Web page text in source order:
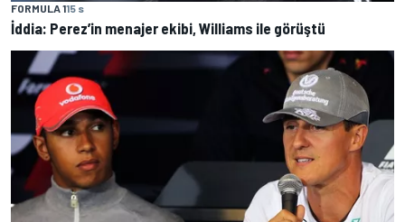
FORMULA 115 s
İddia: Perez’in menajer ekibi, Williams ile görüştü